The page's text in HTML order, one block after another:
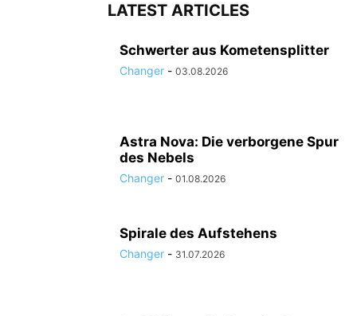
LATEST ARTICLES
Schwerter aus Kometensplitter
Changer - 03.08.2026
Astra Nova: Die verborgene Spur
des Nebels
Changer - 01.08.2026
Spirale des Aufstehens
Changer - 31.07.2026